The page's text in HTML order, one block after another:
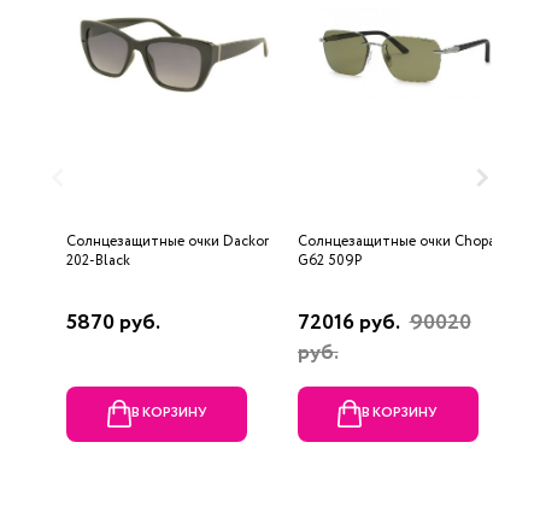
Солнцезащитные очки Dackor
202-Black
5870 руб.
В КОРЗИНУ
Солнцезащитные очки Chopard
G62 509P
72016 руб. 90020
руб.
В КОРЗИНУ